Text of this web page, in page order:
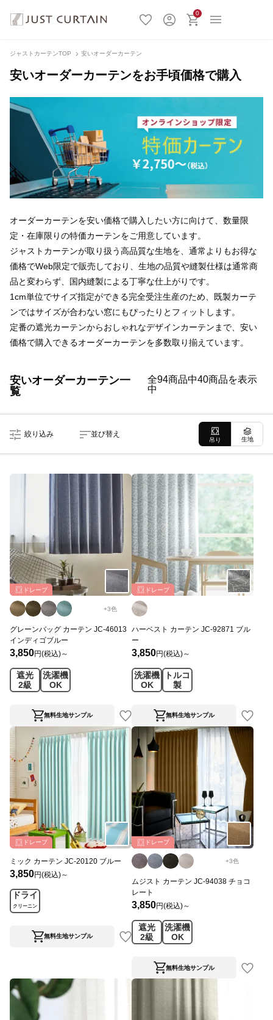
0
ジャストカーテンTOP 安いオーダーカーテン
安いオーダーカーテンをお手頃価格で購入
オーダーカーテンを安い価格で購入したい方に向けて、数量限
定・在庫限りの特価カーテンをご用意しています。
ジャストカーテンが取り扱う高品質な生地を、通常よりもお得な
価格でWeb限定で販売しており、生地の品質や縫製仕様は通常商
品と変わらず、国内縫製による丁寧な仕上がりです。
1cm単位でサイズ指定ができる完全受注生産のため、既製カーテ
ンではサイズが合わない窓にもぴったりとフィットします。
定番の遮光カーテンからおしゃれなデザインカーテンまで、安い
価格で購入できるオーダーカーテンを多数取り揃えています。
安いオーダーカーテン一
覧
全94商品中40商品を表示
中
絞り込み 並び替え
吊り 生地
ドレープ
+3色
グレーンバッグ カーテン JC-46013
インディゴブルー
3,850円(税込)～
遮光
2級
洗濯機
OK
無料生地サンプル
ドレープ
ハーベスト カーテン JC-92871 ブル
ー
3,850円(税込)～
洗濯機
OK
トルコ
製
無料生地サンプル
ドレープ
ミック カーテン JC-20120 ブルー
3,850円(税込)～
ドライ
クリーニン
無料生地サンプル
ドレープ
+3色
ムジスト カーテン JC-94038 チョコ
レート
3,850円(税込)～
遮光
2級
洗濯機
OK
無料生地サンプル